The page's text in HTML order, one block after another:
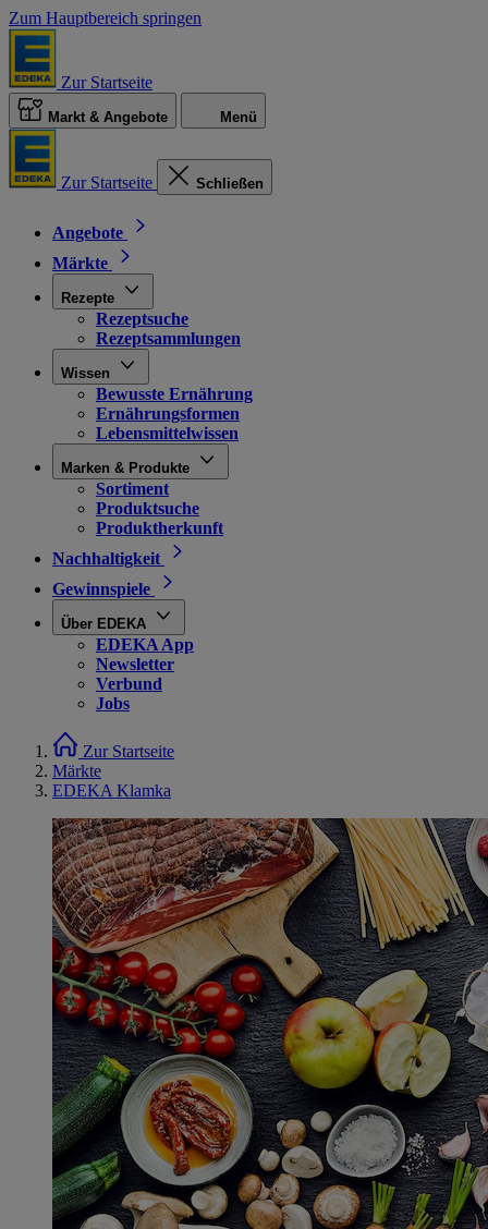
Zum Hauptbereich springen
Zur Startseite
Markt & Angebote Menü
Zur Startseite Schließen
Angebote
Märkte
Rezepte
Rezeptsuche
Rezeptsammlungen
Wissen
Bewusste Ernährung
Ernährungsformen
Lebensmittelwissen
Marken & Produkte
Sortiment
Produktsuche
Produktherkunft
Nachhaltigkeit
Gewinnspiele
Über EDEKA
EDEKA App
Newsletter
Verbund
Jobs
Zur Startseite
Märkte
EDEKA Klamka